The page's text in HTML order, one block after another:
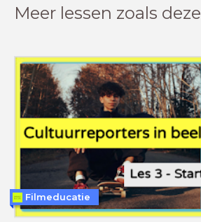
Meer lessen zoals deze
Filmeducatie